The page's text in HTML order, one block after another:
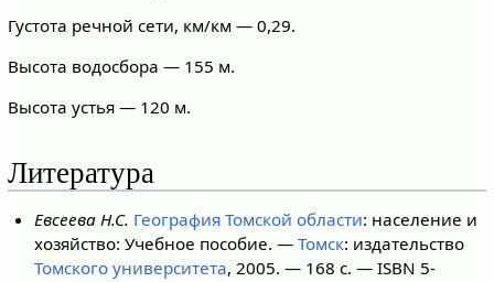
Густота речной сети, км/км — 0,29.
Высота водосбора — 155 м.
Высота устья — 120 м.
Литература
Евсеева Н.С. География Томской области: население и
хозяйство: Учебное пособие. —Томск: издательство
Томского университета, 2005. — 168 с. — ISBN 5-